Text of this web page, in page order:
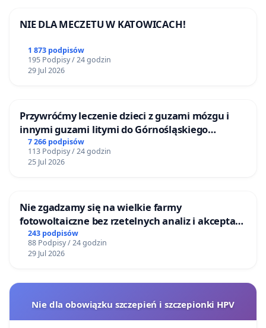
NIE DLA MECZETU W KATOWICACH!
1 873 podpisów
195 Podpisy / 24 godzin
29 Jul 2026
Przywróćmy leczenie dzieci z guzami mózgu i
innymi guzami litymi do Górnośląskiego
Centrum Zdrowia Dziecka w Katowicach
7 266 podpisów
113 Podpisy / 24 godzin
25 Jul 2026
Nie zgadzamy się na wielkie farmy
fotowoltaiczne bez rzetelnych analiz i akceptacji
mieszkańców
243 podpisów
88 Podpisy / 24 godzin
29 Jul 2026
Nie dla obowiązku szczepień i szczepionki HPV